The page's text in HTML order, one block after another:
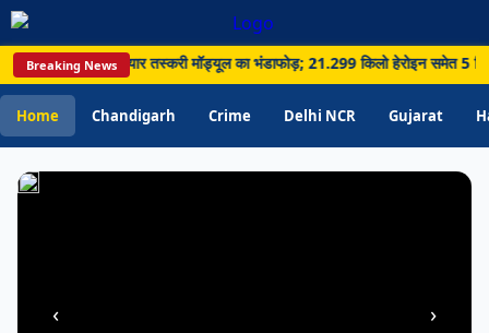
Breaking News
पार नशा और हथियार तस्करी मॉड्यूल का भंडाफोड़; 21.299 किलो हेरोइन समेत 5
Home Chandigarh Crime Delhi NCR Gujarat
‹ ›
पानी;
विभाग
ने
बढ़ाई
जागरूकता